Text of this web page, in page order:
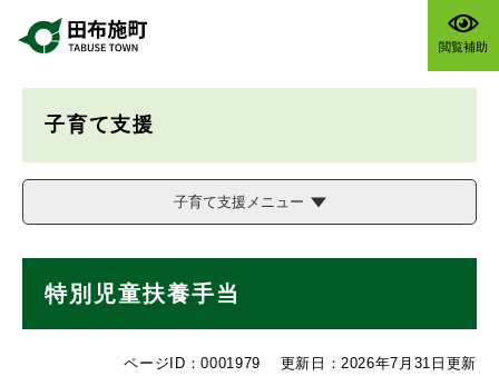
閲覧補助
子育て支援
子育て支援メニュー
特別児童扶養手当
ページID：0001979 更新日：2026年7月31日更新